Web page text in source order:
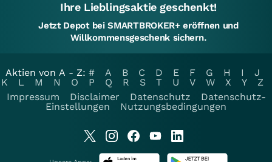
Ihre Lieblingsaktie geschenkt!
Jetzt Depot bei SMARTBROKER+ eröffnen und
Willkommensgeschenk sichern.
Aktien von A - Z: # A B C D E F G H I
J
K
L M N O P Q R S T U V W X Y
Z
Impressum
Disclaimer Datenschutz
Datenschutz-
Einstellungen
Nutzungsbedingungen